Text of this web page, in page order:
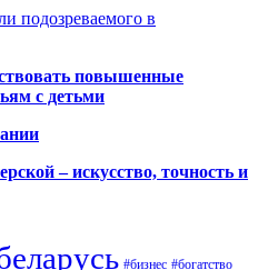
подозреваемого в
повышенные
с детьми
– искусство, точность и
#бизнес #богатство